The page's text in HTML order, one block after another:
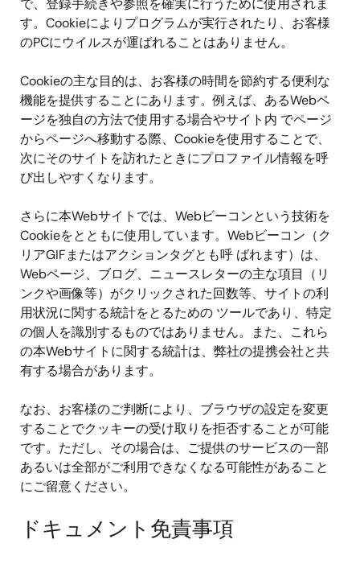
で、登録手続きや参照を確実に行うために使用されま
す。Cookieによりプログラムが実行されたり、お客様
のPCにウイルスが運ばれることはありません。
Cookieの主な目的は、お客様の時間を節約する便利な
機能を提供することにあります。例えば、あるWebペ
ージを独自の方法で使用する場合やサイト内 でページ
からページへ移動する際、Cookieを使用することで、
次にそのサイトを訪れたときにプロファイル情報を呼
び出しやすくなります。
さらに本Webサイトでは、Webビーコンという技術を
Cookieをとともに使用しています。Webビーコン（ク
リアGIFまたはアクションタグとも呼 ばれます）は、
Webページ、ブログ、ニュースレターの主な項目（リ
ンクや画像等）がクリックされた回数等、サイトの利
用状況に関する統計をとるための ツールであり、特定
の個人を識別するものではありません。また、これら
の本Webサイトに関する統計は、弊社の提携会社と共
有する場合があります。
なお、お客様のご判断により、ブラウザの設定を変更
することでクッキーの受け取りを拒否することが可能
です。ただし、その場合は、ご提供のサービスの一部
あるいは全部がご利用できなくなる可能性があること
にご留意ください。
ドキュメント免責事項